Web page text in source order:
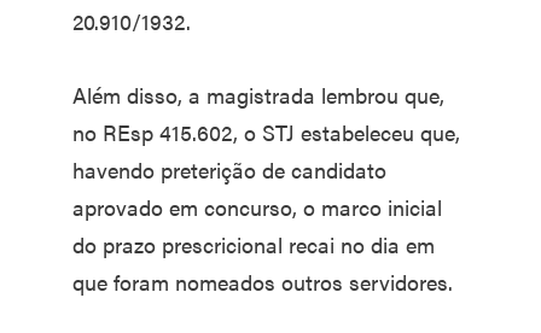
20.910/1932.
Além disso, a magistrada lembrou que,
no REsp 415.602, o STJ estabeleceu que,
havendo preterição de candidato
aprovado em concurso, o marco inicial
do prazo prescricional recai no dia em
que foram nomeados outros servidores.